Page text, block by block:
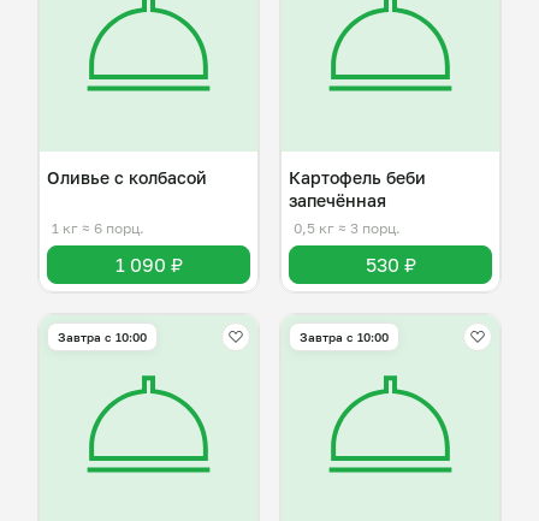
Оливье с колбасой
1 кг ≈ 6 порц.
1 090 ₽
Картофель беби
запечённая
0,5 кг ≈ 3 порц.
530 ₽
Завтра c 10:00 Завтра c 10:00